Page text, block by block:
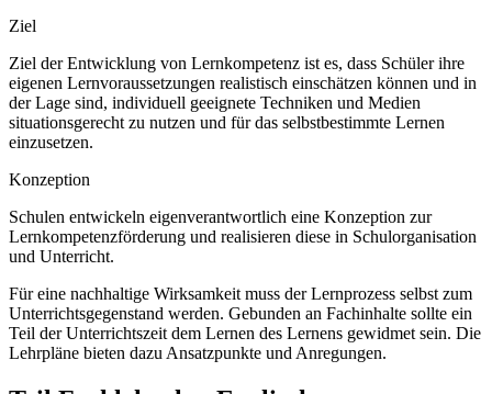
Ziel
Ziel der Entwicklung von Lernkompetenz ist es, dass Schüler ihre
eigenen Lernvoraussetzungen realistisch einschätzen können und in
der Lage sind, individuell geeignete Techniken und Medien
situationsgerecht zu nutzen und für das selbstbestimmte Lernen
einzusetzen.
Konzeption
Schulen entwickeln eigenverantwortlich eine Konzeption zur
Lernkompetenzförderung und realisieren diese in Schulorganisation
und Unterricht.
Für eine nachhaltige Wirksamkeit muss der Lernprozess selbst zum
Unterrichtsgegenstand werden. Gebunden an Fachinhalte sollte ein
Teil der Unterrichtszeit dem Lernen des Lernens gewidmet sein. Die
Lehrpläne bieten dazu Ansatzpunkte und Anregungen.